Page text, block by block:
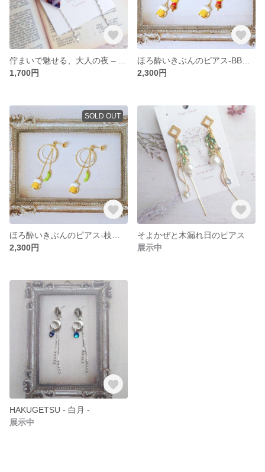
1,700円
2,300円
SOLD OUT
2,300円
そよかぜと木漏れ日のピアス
展示中
HAKUGETSU - 白月 -
展示中